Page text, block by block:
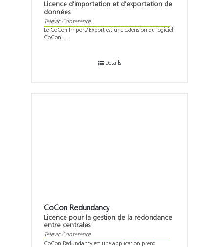
Licence d'importation et d'exportation de
données
Televic Conference
Le CoCon Import/ Export est une extension du logiciel
CoCon . . .
Détails
CoCon Redundancy
Licence pour la gestion de la redondance
entre centrales
Televic Conference
CoCon Redundancy est une application prend